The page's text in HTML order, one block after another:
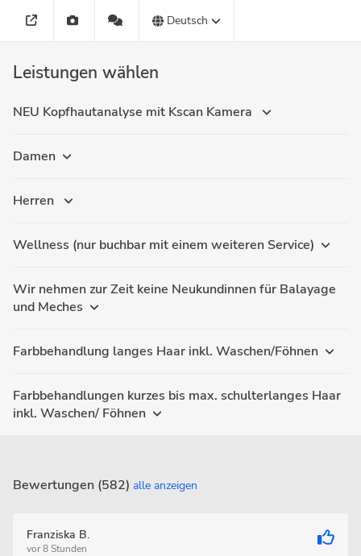
Deutsch
Leistungen wählen
NEU Kopfhautanalyse mit Kscan Kamera
Damen
Herren
Wellness (nur buchbar mit einem weiteren Service)
Wir nehmen zur Zeit keine Neukundinnen für Balayage
und Meches
Farbbehandlung langes Haar inkl. Waschen/Föhnen
Farbbehandlungen kurzes bis max. schulterlanges Haar
inkl. Waschen/ Föhnen
Bewertungen (582) alle anzeigen
Franziska B.
vor 8 Stunden